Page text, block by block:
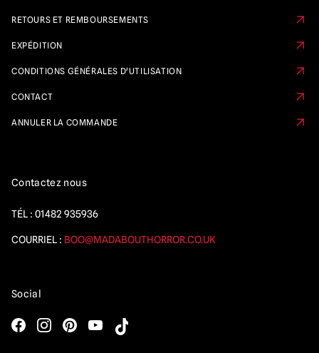
RETOURS ET REMBOURSEMENTS
EXPÉDITION
CONDITIONS GÉNÉRALES D'UTILISATION
CONTACT
ANNULER LA COMMANDE
Contactez nous
TÉL : 01482 935936
COURRIEL : BOO@MADABOUTHORROR.CO.UK
Social